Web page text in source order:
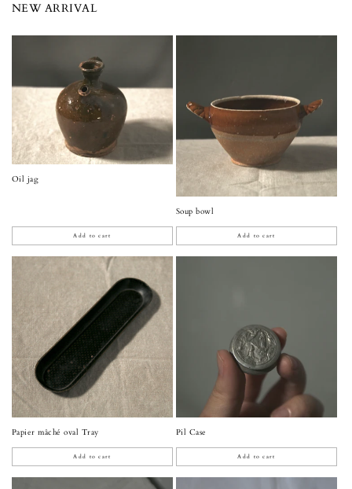
NEW ARRIVAL
Oil jag
Add to cart
Soup bowl
Add to cart
Papier mâché oval Tray
Add to cart
Pil Case
Add to cart